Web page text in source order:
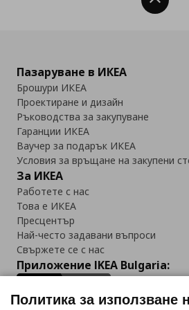
Пазаруване в ИКЕА
Брошури ИКЕА
Проектиране и дизайн
Ръководства за закупуване
Гаранции ИКЕА
Ваучер за подарък ИКЕА
Условия за връщане на закупени
За ИКЕА
Работете с нас
Това е ИКЕА
Пресцентър
Най-често задавани въпроси
Свържете се с нас
Приложение IKEA Bulgaria:
Политика за използване